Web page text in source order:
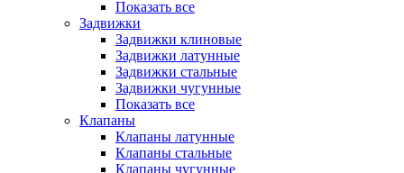
Показать все
Задвижки
Задвижки клиновые
Задвижки латунные
Задвижки стальные
Задвижки чугунные
Показать все
Клапаны
Клапаны латунные
Клапаны стальные
Клапаны чугунные